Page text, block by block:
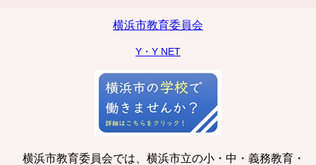
横浜市教育委員会
Y・Y NET
横浜市教育委員会では、横浜市立の小・中・義務教育・